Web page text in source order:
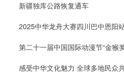
新疆独库公路恢复通车
2025中华龙舟大赛四川巴中恩阳
第二十一届中国国际动漫节“金猴
感受中华文化魅力 全球多地民众